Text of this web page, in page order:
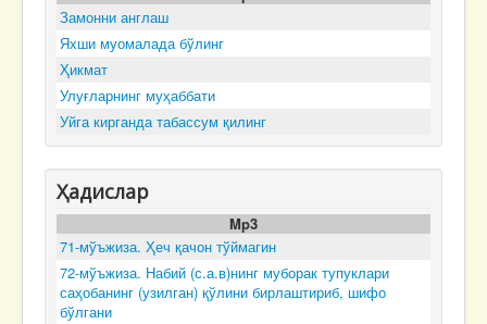
Замонни англаш
Яхши муомалада бўлинг
Ҳикмат
Улуғларнинг муҳаббати
Уйга кирганда табассум қилинг
Ҳадислар
Mp3
71-мўъжиза. Ҳеч қачон тўймагин
72-мўъжиза. Набий (с.а.в)нинг муборак тупуклари
саҳобанинг (узилган) қўлини бирлаштириб, шифо
бўлгани